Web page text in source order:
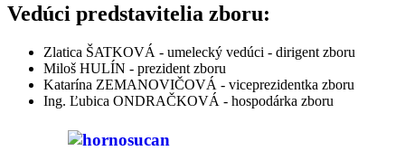
Vedúci predstavitelia zboru:
Zlatica ŠATKOVÁ - umelecký vedúci - dirigent zboru
Miloš HULÍN - prezident zboru
Katarína ZEMANOVIČOVÁ - viceprezidentka zboru
Ing. Ľubica ONDRAČKOVÁ - hospodárka zboru